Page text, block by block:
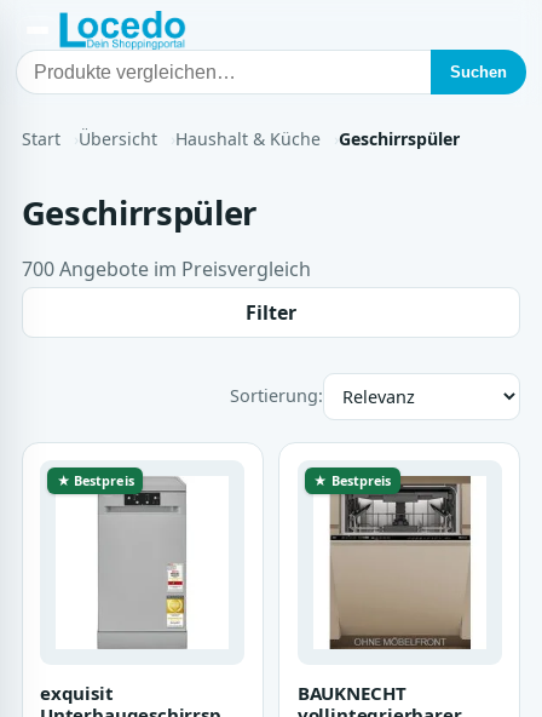
Suchen
Start Übersicht Haushalt & Küche Geschirrspüler
Geschirrspüler
700 Angebote im Preisvergleich
Filter
Sortierung:
★ Bestpreis
exquisit
★ Bestpreis
BAUKNECHT